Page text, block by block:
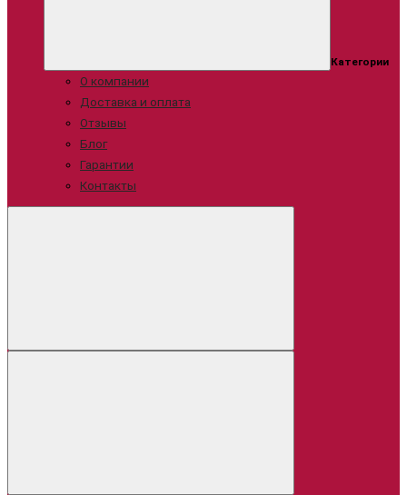
Категории
О компании
Доставка и оплата
Отзывы
Блог
Гарантии
Контакты